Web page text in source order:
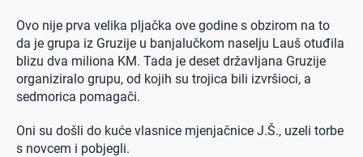
Ovo nije prva velika pljačka ove godine s obzirom na to
da je grupa iz Gruzije u banjalučkom naselju Lauš otuđila
blizu dva miliona KM. Tada je deset državljana Gruzije
organiziralo grupu, od kojih su trojica bili izvršioci, a
sedmorica pomagači.
Oni su došli do kuće vlasnice mjenjačnice J.Š., uzeli torbe
s novcem i pobjegli.